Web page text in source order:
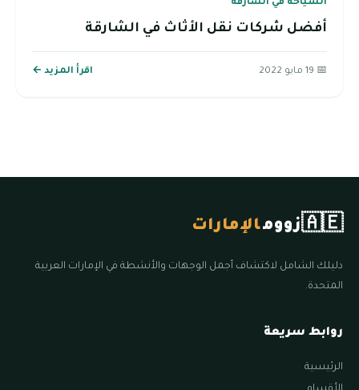
السياحة في الشارقة
أفضل شركات نقل الأثاث في الشارقة
📅 19 مايو 2022 اقرأ المزيد ←
🇦🇪زوومالإمارات
دليلك الشامل لاكتشاف أجمل الوجهات والأنشطة في الإمارات العربية
المتحدة.
روابط سريعة
الرئيسية